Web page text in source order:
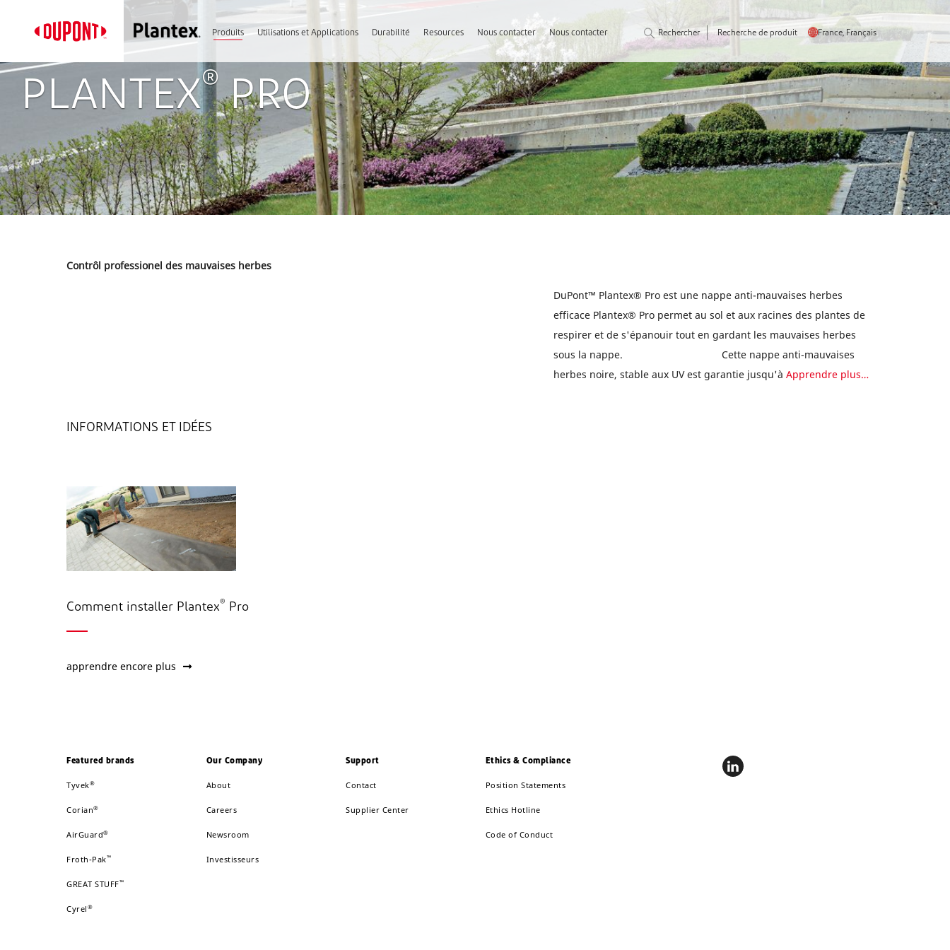
Produits Utilisations et Applications Durabilité Resources Nous contacter Nous contacter Rechercher Recherche de produit France, Français
PLANTEX®PRO
Contrôl professionel des mauvaises herbes
DuPont™ Plantex® Pro est une nappe anti-mauvaises herbes
efficace Plantex® Pro permet au sol et aux racines des plantes de
respirer et de s'épanouir tout en gardant les mauvaises herbes
sous la nappe. Cette nappe anti-mauvaises
herbes noire, stable aux UV est garantie jusqu'à Apprendre plus…
INFORMATIONS ET IDÉES
Comment installer Plantex® Pro
apprendre encore plus
Featured brands
Tyvek®
Corian®
AirGuard®
Froth-Pak™
GREAT STUFF™
Cyrel®
Our Company
About
Careers
Newsroom
Investisseurs
Support
Contact
Supplier Center
Ethics & Compliance
Position Statements
Ethics Hotline
Code of Conduct